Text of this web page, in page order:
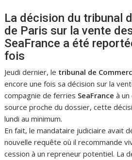
La décision du tribunal
de Paris sur la vente
SeaFrance a été
fois
Jeudi dernier, le tribunal de
encore une fois sa décision sur la
compagnie de ferries SeaFrance à un
source proche du dossier, cette
lundi au minimum.
En fait, le mandataire judiciaire avait
nouvelle requête où il recommande
cession à un repreneur potentiel. La